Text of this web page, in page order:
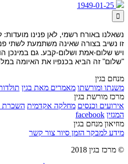

נשאלנו באורח רשמי, לאן פנינו
זו נשיב בצורה שאינה משתמעת לשתי
ויש שלום-אמת ושלום-קבע. גם במינכן
"שלום" זה הביא בכנפיו את האיומה
מנחם בגין
משנתו ומורשתו מאמרים מאת בגין
מרכז מורשת בגין
אירועים וכנסים מחלקה אקדמית השכרת
המגזין facebook
מוזיאון מנחם בגין
מידע למבקר הזמן סיור צור קשר
© מרכז בגין 2018